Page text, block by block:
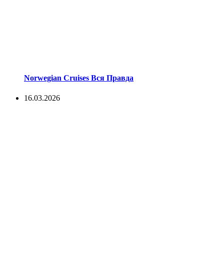
Norwegian Cruises Вся Правда
16.03.2026